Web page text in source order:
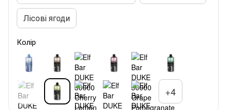
Лісові ягоди
Колір
+4